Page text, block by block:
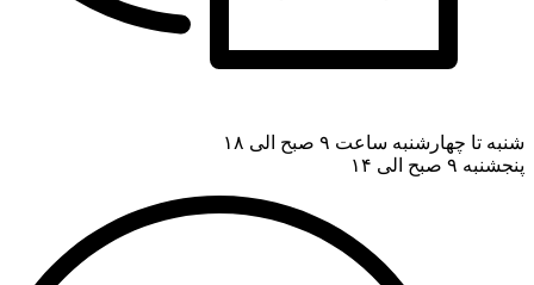
شنبه تا چهارشنبه ساعت ۹ صبح الی ۱۸
پنجشنبه ۹ صبح الی ۱۴